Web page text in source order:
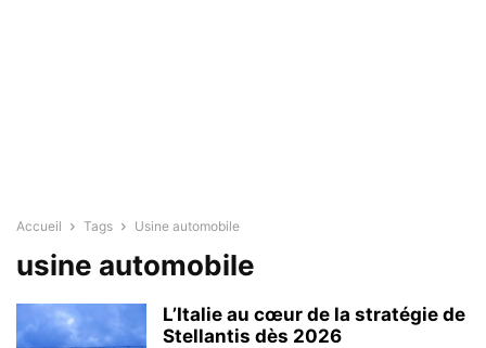
Accueil Tags Usine automobile
usine automobile
L’Italie au cœur de la stratégie de
Stellantis dès 2026